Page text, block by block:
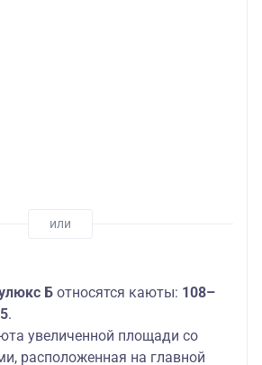
Б относятся каюты: 108–
.
увеличенной площади со
расположенная на главной